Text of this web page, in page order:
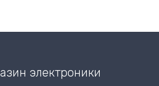
электроники